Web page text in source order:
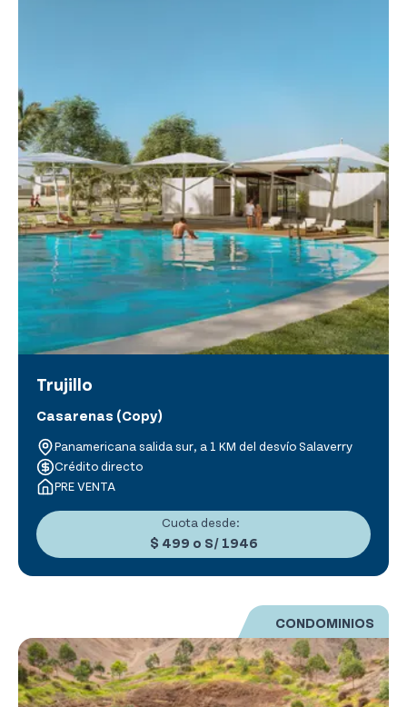
Trujillo
Casarenas (Copy)
Panamericana salida sur, a 1 KM del desvío Salaverry
Crédito directo
PRE VENTA
Cuota desde:
$ 499 o S/ 1946
CONDOMINIOS